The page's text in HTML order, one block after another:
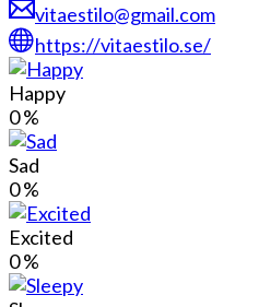
vitaestilo@gmail.com
https://vitaestilo.se/
Happy
0%
Sad
0%
Excited
0%